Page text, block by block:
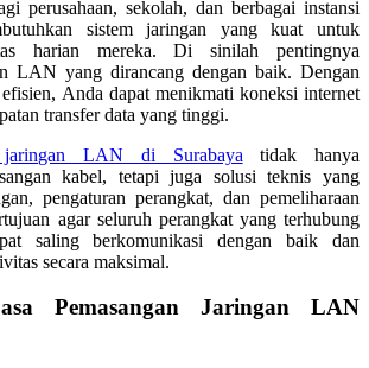
perusahaan, sekolah, dan berbagai instansi
sistem jaringan yang kuat untuk
harian mereka. Di sinilah pentingnya
LAN yang dirancang dengan baik. Dengan
Anda dapat menikmati koneksi internet
transfer data yang tinggi.
jaringan LAN di Surabaya tidak hanya
kabel, tetapi juga solusi teknis yang
pengaturan perangkat, dan pemeliharaan
agar seluruh perangkat yang terhubung
saling berkomunikasi dengan baik dan
secara maksimal.
Pemasangan Jaringan LAN